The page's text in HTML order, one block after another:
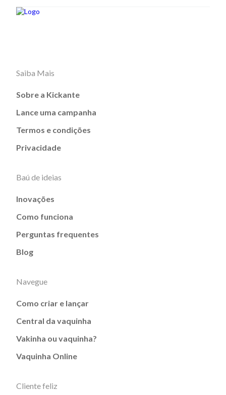
Saiba Mais
Sobre a Kickante
Lance uma campanha
Termos e condições
Privacidade
Baú de ideias
Inovações
Como funciona
Perguntas frequentes
Blog
Navegue
Como criar e lançar
Central da vaquinha
Vakinha ou vaquinha?
Vaquinha Online
Cliente feliz